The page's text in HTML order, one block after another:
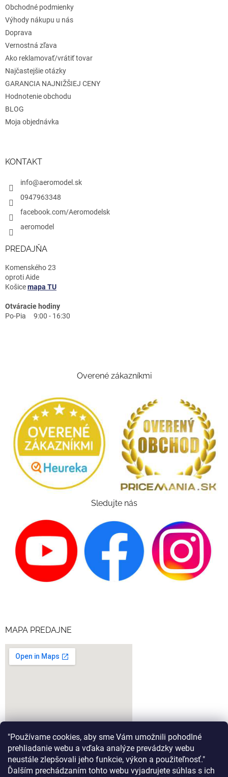
"Používame cookies, aby sme Vám umožnili pohodlné
prehliadanie webu a vďaka analýze prevádzky webu
neustále zlepšovali jeho funkcie, výkon a použiteľnosť."
Ďalším prechádzaním tohto webu vyjadrujete súhlas s ich
eObchodné podmienky
Výhody nákupu u nás
Doprava
Vernostná zľava
Ako reklamovať/vrátiť tovar
Najčastejšie otázky
GARANCIA NAJNIŽŠIEJ CENY
Hodnotenie obchodu
BLOG
Moja objednávka
KONTAKT
info@aeromodel.sk
0947963348
facebook.com/Aeromodelsk
aeromodel
PREDAJŇA
Komenského 23
oproti Aide
Košicemapa TU
Otváracie hodiny
Po-Pia 9:00 - 16:30
Overené zákazníkmi
Sledujte nás
MAPA PREDAJNE